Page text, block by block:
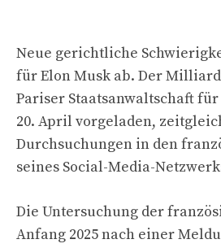
Neue gerichtliche
für Elon Musk ab. Der
Pariser Staatsanwaltschaft
20. April vorgeladen,
Durchsuchungen in den
seines Social-Media-
Die Untersuchung der
Anfang 2025 nach einer